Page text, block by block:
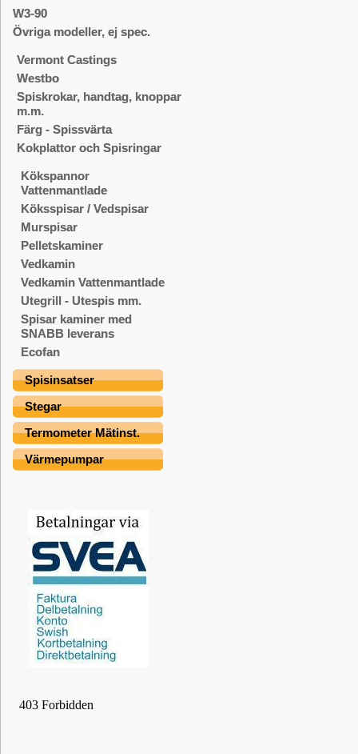
W3-90
Övriga modeller, ej spec.
Vermont Castings
Westbo
Spiskrokar, handtag, knoppar
m.m.
Färg - Spissvärta
Kokplattor och Spisringar
Kökspannor
Vattenmantlade
Köksspisar / Vedspisar
Murspisar
Pelletskaminer
Vedkamin
Vedkamin Vattenmantlade
Utegrill - Utespis mm.
Spisar kaminer med
SNABB leverans
Ecofan
Spisinsatser
Stegar
Termometer Mätinst.
Värmepumpar